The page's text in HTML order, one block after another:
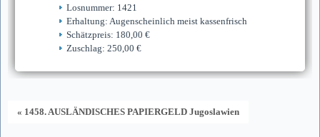
Losnummer: 1421
Erhaltung: Augenscheinlich meist kassenfrisch
Schätzpreis: 180,00 €
Zuschlag: 250,00 €
« 1458. AUSLÄNDISCHES PAPIERGELD Jugoslawien